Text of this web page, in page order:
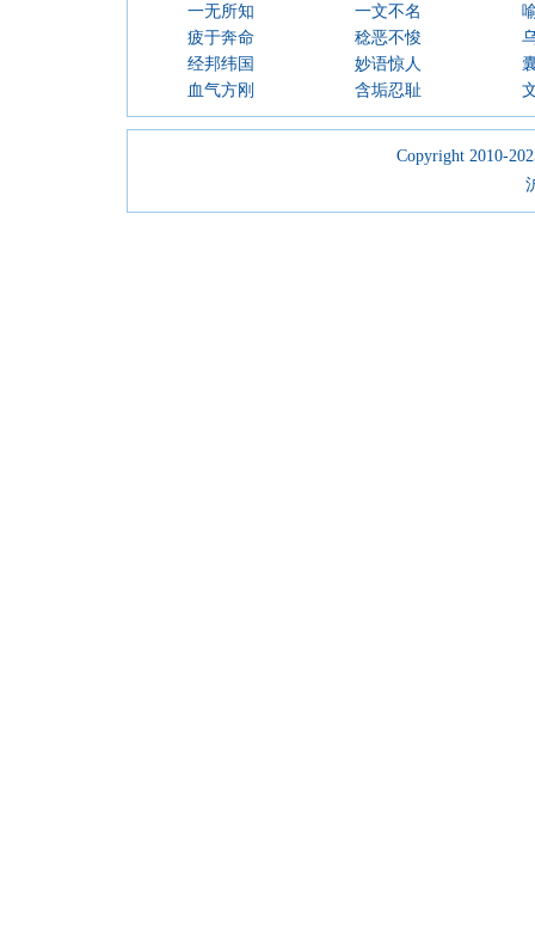
一无所知 一文不名
疲于奔命
稔恶不悛
经邦纬国
妙语惊人
血气方刚
含垢忍耻
Copyright 2010-